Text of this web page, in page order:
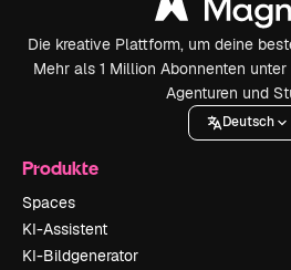
Die kreative Plattform, um deine
Mehr als 1 Million Abonnenten
Agenturen und
Deutsch
Produkte
Spaces
KI-Assistent
KI-Bildgenerator